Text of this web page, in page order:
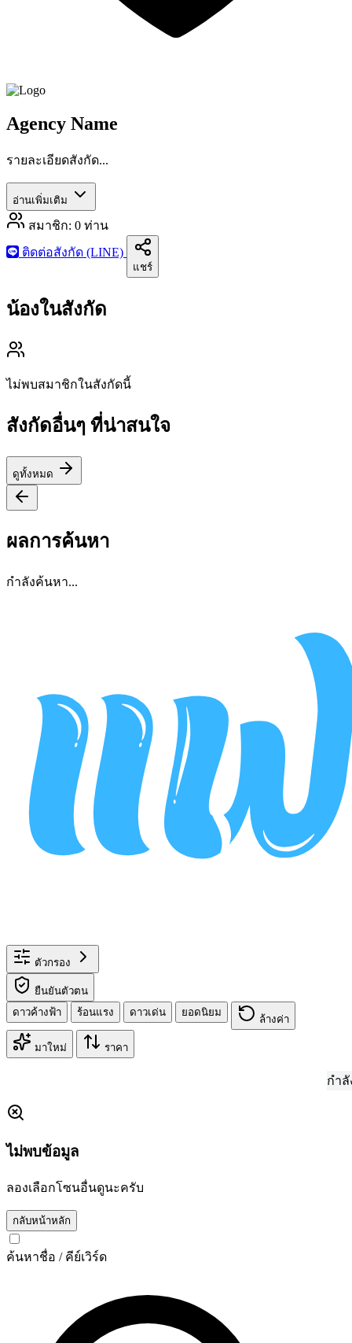
Agency Name
รายละเอียดสังกัด...
อ่านเพิ่มเติม
สมาชิก: 0 ท่าน
ติดต่อสังกัด (LINE)
แชร์
น้องในสังกัด
ไม่พบสมาชิกในสังกัดนี้
สังกัดอื่นๆ ที่น่าสนใจ
ดูทั้งหมด
ผลการค้นหา
กำลังค้นหา...
ตัวกรอง
ยืนยันตัวตน
ดาวค้างฟ้า
ร้อนแรง ดาวเด่น ยอดนิยม
ล้างค่า
มาใหม่ ราคา
กำลังรว
ไม่พบข้อมูล
ลองเลือกโซนอื่นดูนะครับ
กลับหน้าหลัก
ค้นหาชื่อ / คีย์เวิร์ด